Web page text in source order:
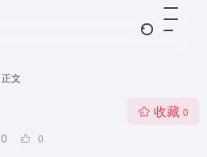
正文
0 0
收藏 0